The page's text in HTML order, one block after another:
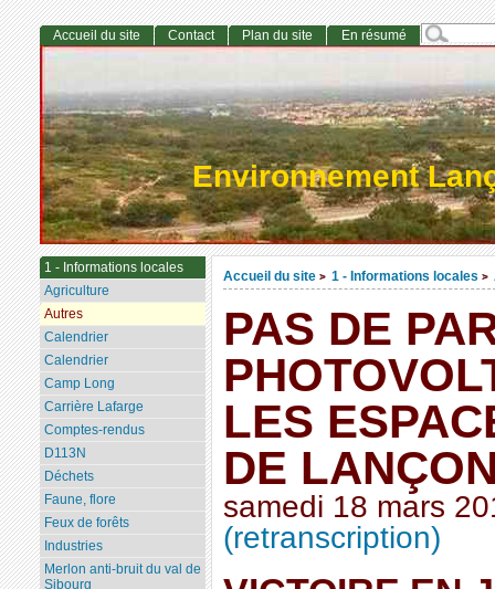
Environnement
Accueil du site > 1 - Informations locales >
PAS DE
LES
DE
samedi 18 mars
(retranscription)
Accueil du site Contact Plan du site En résumé
1 - Informations locales
Agriculture
Autres
Calendrier
Calendrier
Camp Long
Carrière Lafarge
Comptes-rendus
D113N
Déchets
Faune, flore
Feux de forêts
Industries
Merlon anti-bruit du val de
Sibourg